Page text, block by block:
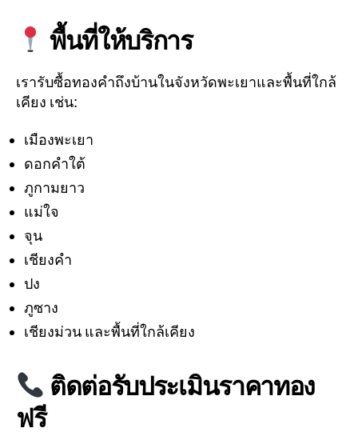
พื้นที่ให้บริการ
เรารับซื้อทองคำถึงบ้านในจังหวัดพะเยาและพื้นที่ใกล้
เคียง เช่น:
เมืองพะเยา
ดอกคำใต้
ภูกามยาว
แม่ใจ
จุน
เชียงคำ
ปง
ภูซาง
เชียงม่วน และพื้นที่ใกล้เคียง
ติดต่อรับประเมินราคาทอง
ฟรี